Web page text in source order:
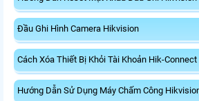
Đầu Ghi Hình Camera Hikvision
Cách Xóa Thiết Bị Khỏi Tài Khoản Hik-Connect
Hướng Dẫn Sử Dụng Máy Chấm Công